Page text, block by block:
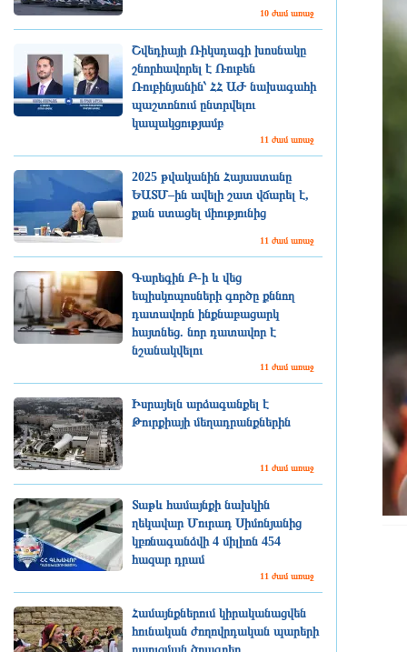
10 ժամ առաջ
Շվեդիայի Ռիկսդագի խոսնակը
շնորհավորել է Ռուբեն
Ռուբինյանին՝ ՀՀ ԱԺ նախագահի
պաշտոնում ընտրվելու
կապակցությամբ
11 ժամ առաջ
2025 թվականին Հայաստանը
ԵԱՏՄ–ին ավելի շատ վճարել է,
քան ստացել միությունից
11 ժամ առաջ
Գարեգին Բ-ի և վեց
եպիսկոպոսների գործը քննող
դատավորն ինքնաբացարկ
հայտնեց. նոր դատավոր է
նշանակվելու
11 ժամ առաջ
Իսրայելն արձագանքել է
Թուրքիայի մեղադրանքներին
11 ժամ առաջ
Տաթև համայնքի նախկին
ղեկավար Մուրադ Սիմոնյանից
կբռնագանձվի 4 միլիոն 454
հազար դրամ
11 ժամ առաջ
Համայնքներում կիրականացվեն
հունական ժողովրդական պարերի